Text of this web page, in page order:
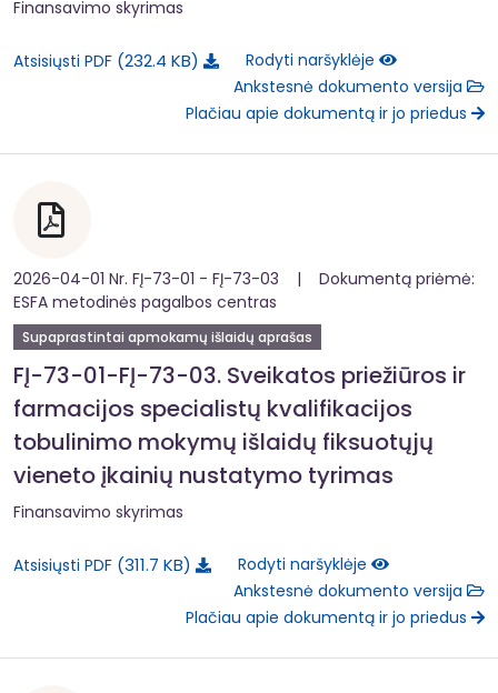
Finansavimo skyrimas
Atsisiųsti PDF 232.4 KB
Rodyti naršyklėje
Ankstesnė dokumento versija
Plačiau apie dokumentą ir jo priedus
2026-04-01 Nr. FĮ-73-01 - FĮ-73-03 | Dokumentą priėmė:
ESFA metodinės pagalbos centras
Supaprastintai apmokamų išlaidų aprašas
FĮ-73-01-FĮ-73-03. Sveikatos priežiūros ir
farmacijos specialistų kvalifikacijos
tobulinimo mokymų išlaidų fiksuotųjų
vieneto įkainių nustatymo tyrimas
Finansavimo skyrimas
Atsisiųsti PDF 311.7 KB
Rodyti naršyklėje
Ankstesnė dokumento versija
Plačiau apie dokumentą ir jo priedus